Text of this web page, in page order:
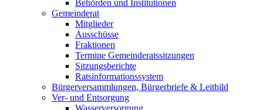
Behörden und Institutionen
Gemeinderat
Mitglieder
Ausschüsse
Fraktionen
Termine Gemeinderatssitzungen
Sitzungsberichte
Ratsinformationssystem
Bürgerversammlungen, Bürgerbriefe & Leitbild
Ver- und Entsorgung
Wasserversorgung